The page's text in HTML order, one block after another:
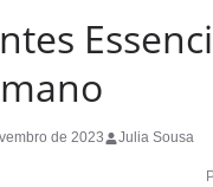
de 2023 Julia Sousa